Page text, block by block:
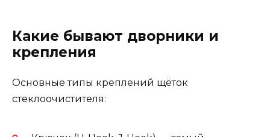
Какие бывают дворники и
крепления
Основные типы креплений щёток
стеклоочистителя: